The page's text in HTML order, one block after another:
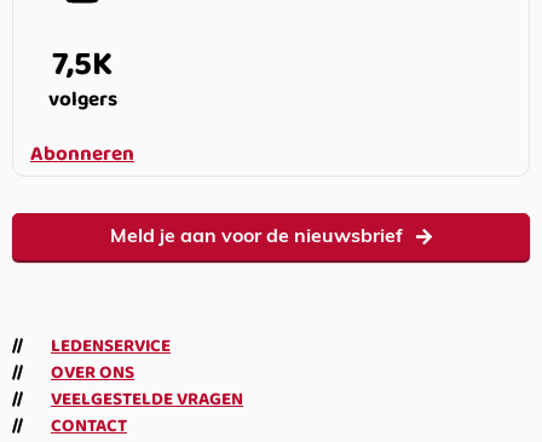
7,5K
volgers
Abonneren
Meld je aan voor de nieuwsbrief
LEDENSERVICE
OVER ONS
VEELGESTELDE VRAGEN
CONTACT